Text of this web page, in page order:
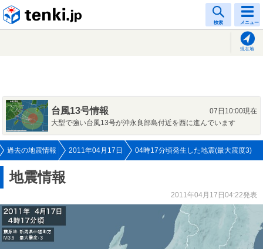
検索 メニュー
現在地
台風13号情報
07日10:00現在
大型で強い台風13号が沖永良部島付近を西に進んでいます
過去の地震情報 2011年04月17日 04時17分頃発生した地震(最大震度3)
地震情報
2011年04月17日04:22発表